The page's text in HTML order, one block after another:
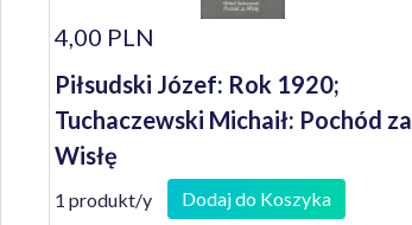
4,00 PLN
Piłsudski Józef: Rok 1920;
Tuchaczewski Michaił: Pochód za
Wisłę
1 produkt/y Dodaj do Koszyka